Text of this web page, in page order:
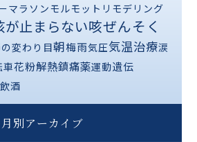
マラソンモルモット リモデリング
が止まらない咳ぜんそく
変わり目朝梅雨気圧気温治療涙
車花粉解熱鎮痛薬運動遺伝
飲酒
月別アーカイブ